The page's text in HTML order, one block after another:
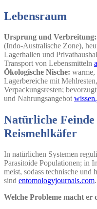
Lebensraum
Ursprung und Verbreitung:
(Indo-Australische Zone),
Lagerhallen und
Transport von Lebensmitteln
Ökologische Nische: warme,
Lagerbereiche mit
Verpackungsresten;
und Nahrungsangebot
Natürliche
Reismehlkäfer
In natürlichen Systemen
Parasitoide Populationen; in
meist, sodass technische
sind entomologyjournals.com.
Welche Probleme macht er